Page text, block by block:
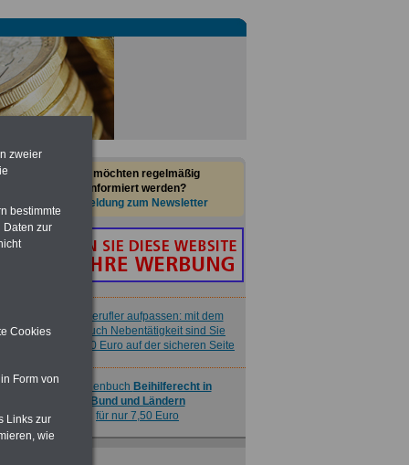
Sie möchten regelmäßig
informiert werden?
Anmeldung zum Newsletter
OnlineBuch Nebentätigkeit sind Sie
für nur 7,50 Euro auf der sicheren Seite
Taschenbuch
Bund und Ländern
für nur 7,50 Euro
in Bund und Ländern
für nut 7,50 Euro
Nebenberufler aufpassen: mit dem
OnlineBuch Nebentätigkeit sind Sie
für nur 7,50 Euro auf der sicheren Seite
Taschenbuch Beihilferecht in
Bund und Ländern
für nur 7,50 Euro
zweier
bestimmte
Daten zur
Cookies
Form von
Links zur
wie